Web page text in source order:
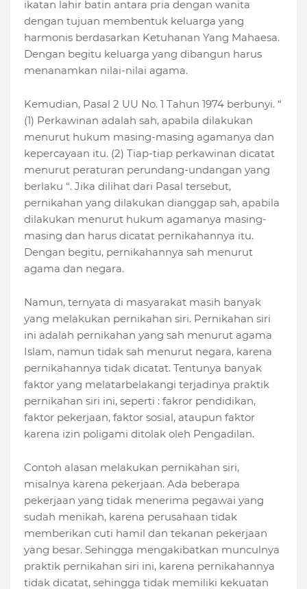
ikatan lahir batin antara pria dengan wanita
dengan tujuan membentuk keluarga yang
harmonis berdasarkan Ketuhanan Yang Mahaesa.
Dengan begitu keluarga yang dibangun harus
menanamkan nilai-nilai agama.
Kemudian, Pasal 2 UU No. 1 Tahun 1974 berbunyi. “
(1) Perkawinan adalah sah, apabila dilakukan
menurut hukum masing-masing agamanya dan
kepercayaan itu. (2) Tiap-tiap perkawinan dicatat
menurut peraturan perundang-undangan yang
berlaku “. Jika dilihat dari Pasal tersebut,
pernikahan yang dilakukan dianggap sah, apabila
dilakukan menurut hukum agamanya masing-
masing dan harus dicatat pernikahannya itu.
Dengan begitu, pernikahannya sah menurut
agama dan negara.
Namun, ternyata di masyarakat masih banyak
yang melakukan pernikahan siri. Pernikahan siri
ini adalah pernikahan yang sah menurut agama
Islam, namun tidak sah menurut negara, karena
pernikahannya tidak dicatat. Tentunya banyak
faktor yang melatarbelakangi terjadinya praktik
pernikahan siri ini, seperti : fakror pendidikan,
faktor pekerjaan, faktor sosial, ataupun faktor
karena izin poligami ditolak oleh Pengadilan.
Contoh alasan melakukan pernikahan siri,
misalnya karena pekerjaan. Ada beberapa
pekerjaan yang tidak menerima pegawai yang
sudah menikah, karena perusahaan tidak
memberikan cuti hamil dan tekanan pekerjaan
yang besar. Sehingga mengakibatkan munculnya
praktik pernikahan siri ini, karena pernikahannya
tidak dicatat, sehingga tidak memiliki kekuatan